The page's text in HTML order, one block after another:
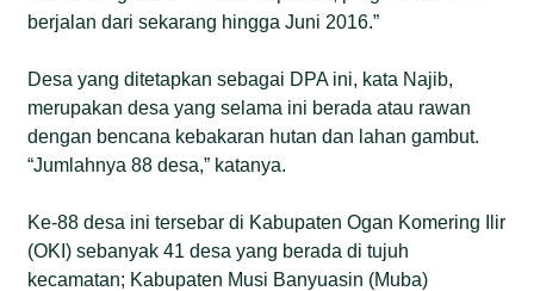
berjalan dari sekarang hingga Juni 2016.”
Desa yang ditetapkan sebagai DPA ini, kata Najib,
merupakan desa yang selama ini berada atau rawan
dengan bencana kebakaran hutan dan lahan gambut.
“Jumlahnya 88 desa,” katanya.
Ke-88 desa ini tersebar di Kabupaten Ogan Komering Ilir
(OKI) sebanyak 41 desa yang berada di tujuh
kecamatan; Kabupaten Musi Banyuasin (Muba)